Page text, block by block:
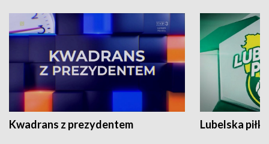
Kwadrans z prezydentem Lubelska piłka